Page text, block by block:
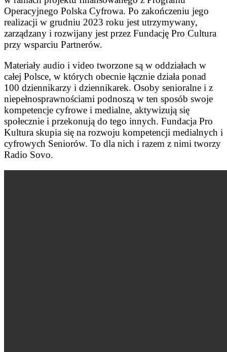
Operacyjnego Polska Cyfrowa. Po zakończeniu jego
realizacji w grudniu 2023 roku jest utrzymywany,
zarządzany i rozwijany jest przez Fundację Pro Cultura
przy wsparciu Partnerów.
Materiały audio i video tworzone są w oddziałach w
całej Polsce, w których obecnie łącznie działa ponad
100 dziennikarzy i dziennikarek. Osoby senioralne i z
niepełnosprawnościami podnoszą w ten sposób swoje
kompetencje cyfrowe i medialne, aktywizują się
społecznie i przekonują do tego innych. Fundacja Pro
Kultura skupia się na rozwoju kompetencji medialnych i
cyfrowych Seniorów. To dla nich i razem z nimi tworzy
Radio Sovo.